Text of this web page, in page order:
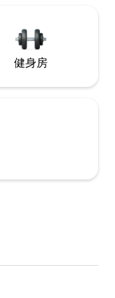
健身房